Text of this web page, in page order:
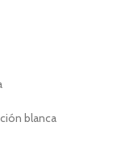
blanca